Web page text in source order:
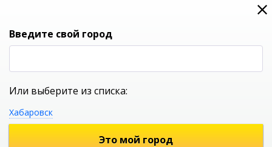
0
УНИВЕРСАЛЬНЫЙ ИНТЕРНЕТ МАГАЗИН
Введите свой город
Или выберите из списка:
Хабаровск
Это мой город